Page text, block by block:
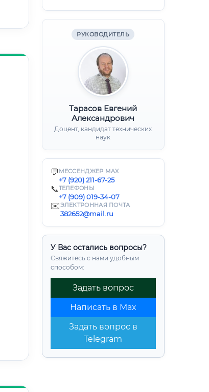
РУКОВОДИТЕЛЬ
Тарасов Евгений
Александрович
Доцент, кандидат технических
наук
💬 МЕССЕНДЖЕР MAX
+7 (920) 211-67-25
📞ТЕЛЕФОНЫ
+7 (909) 019-34-07
✉️ЭЛЕКТРОННАЯ ПОЧТА
382652@mail.ru
У Вас остались вопросы?
Свяжитесь с нами удобным
способом:
Задать вопрос
Написать в Max
Задать вопрос в
Telegram